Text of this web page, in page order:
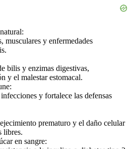
musculares y enfermedades
bilis y enzimas digestivas,
y el malestar estomacal.
y fortalece las defensas
prematuro y el daño celular
libres.
en sangre: